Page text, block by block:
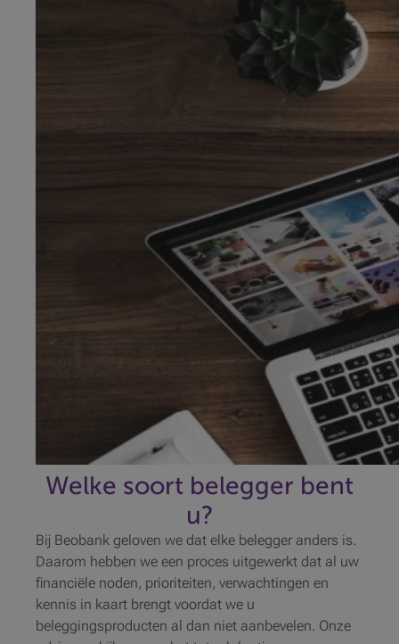
Welke soort belegger bent
u?
Bij Beobank geloven we dat elke belegger anders is.
Daarom hebben we een proces uitgewerkt dat al uw
financiële noden, prioriteiten, verwachtingen en
kennis in kaart brengt voordat we u
beleggingsproducten al dan niet aanbevelen. Onze